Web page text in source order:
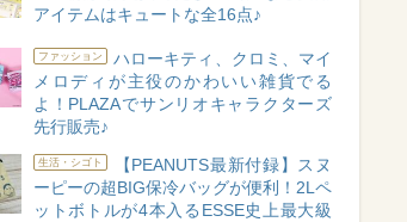
アイテムはキュートな全16点♪
ファッション
ハローキティ、クロミ、マイ
メロディが主役のかわいい雑貨でる
よ！PLAZAでサンリオキャラクターズ
先行販売♪
生活・シゴト
【PEANUTS最新付録】スヌ
ーピーの超BIG保冷バッグが便利！2Lペ
ットボトルが4本入るESSE史上最大級